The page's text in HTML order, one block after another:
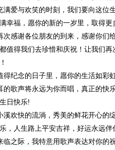
满爱与欢笑的时刻，我们要向这位
幸福，愿你的新的一岁里，取得
次感谢各位朋友的到来，感谢你们
值得我们去珍惜和庆祝！让我们
得纪念的日子里，愿你的生活如彩
的歌声将永远为你而唱，真正的快
日快乐!
溪欢快的流淌，秀美的鲜花开心的
，人生路上平安吉祥，好运永远伴
临之际，我特意用歌声表达对你的